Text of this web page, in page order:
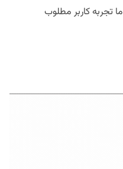
تجربه کاربر مطلوب